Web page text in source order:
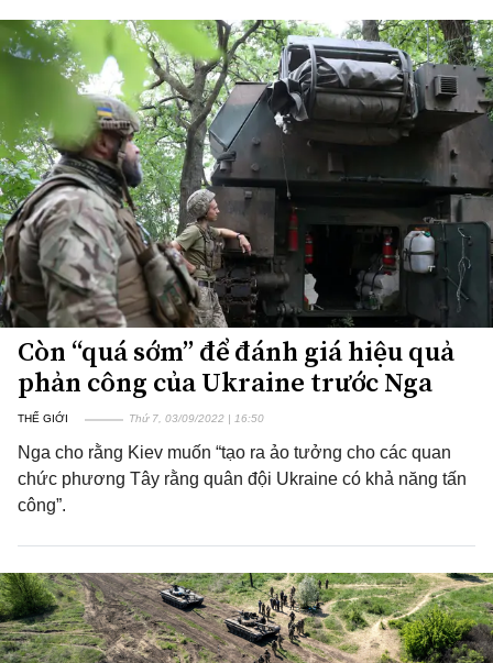
Còn “quá sớm” để đánh giá hiệu quả
phản công của Ukraine trước Nga
THẾ GIỚI Thứ 7, 03/09/2022 | 16:50
Nga cho rằng Kiev muốn “tạo ra ảo tưởng cho các quan
chức phương Tây rằng quân đội Ukraine có khả năng tấn
công”.